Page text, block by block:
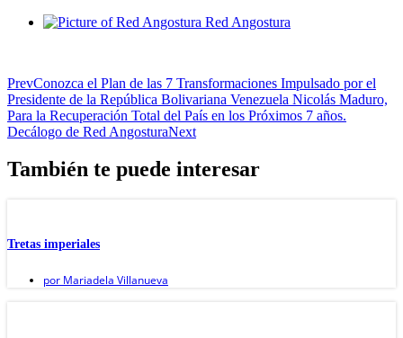
Red Angostura
PrevConozca el Plan de las 7 Transformaciones Impulsado por el
Presidente de la República Bolivariana Venezuela Nicolás Maduro,
Para la Recuperación Total del País en los Próximos 7 años.
Decálogo de Red AngosturaNext
También te puede interesar
Tretas imperiales
por Mariadela Villanueva